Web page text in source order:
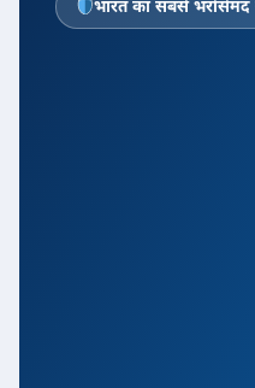
भारत का सबसे भरोसेमंद